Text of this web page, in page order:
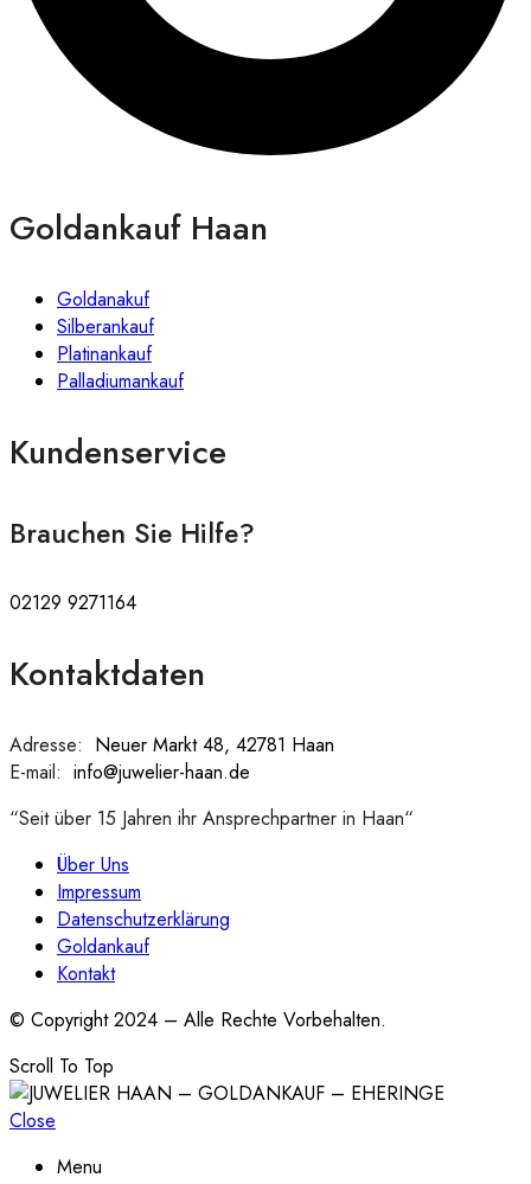
Goldankauf Haan
Goldanakuf
Silberankauf
Platinankauf
Palladiumankauf
Kundenservice
Brauchen Sie Hilfe?
02129 9271164
Kontaktdaten
Adresse: Neuer Markt 48, 42781 Haan
E-mail: info@juwelier-haan.de
“Seit über 15 Jahren ihr Ansprechpartner in Haan“
Über Uns
Impressum
Datenschutzerklärung
Goldankauf
Kontakt
© Copyright 2024 – Alle Rechte Vorbehalten.
Scroll To Top
Close
Menu